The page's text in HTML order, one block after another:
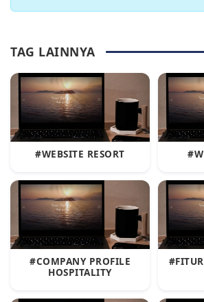
TAG LAINNYA
#WEBSITE RESORT
#COMPANY PROFILE
HOSPITALITY